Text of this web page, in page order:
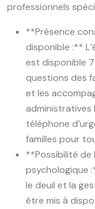
professionnels
**Présence
disponible :**
est disponible
questions des
et les
administratives
téléphone
familles pour
**Possibilité de
psychologique
le deuil et la
être mis à